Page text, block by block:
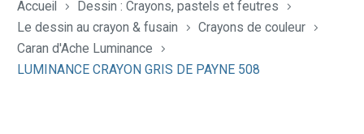
Accueil
Dessin : Crayons, pastels et feutres
Le dessin au crayon & fusain
Crayons de couleur
Caran d'Ache Luminance
LUMINANCE CRAYON GRIS DE PAYNE 508